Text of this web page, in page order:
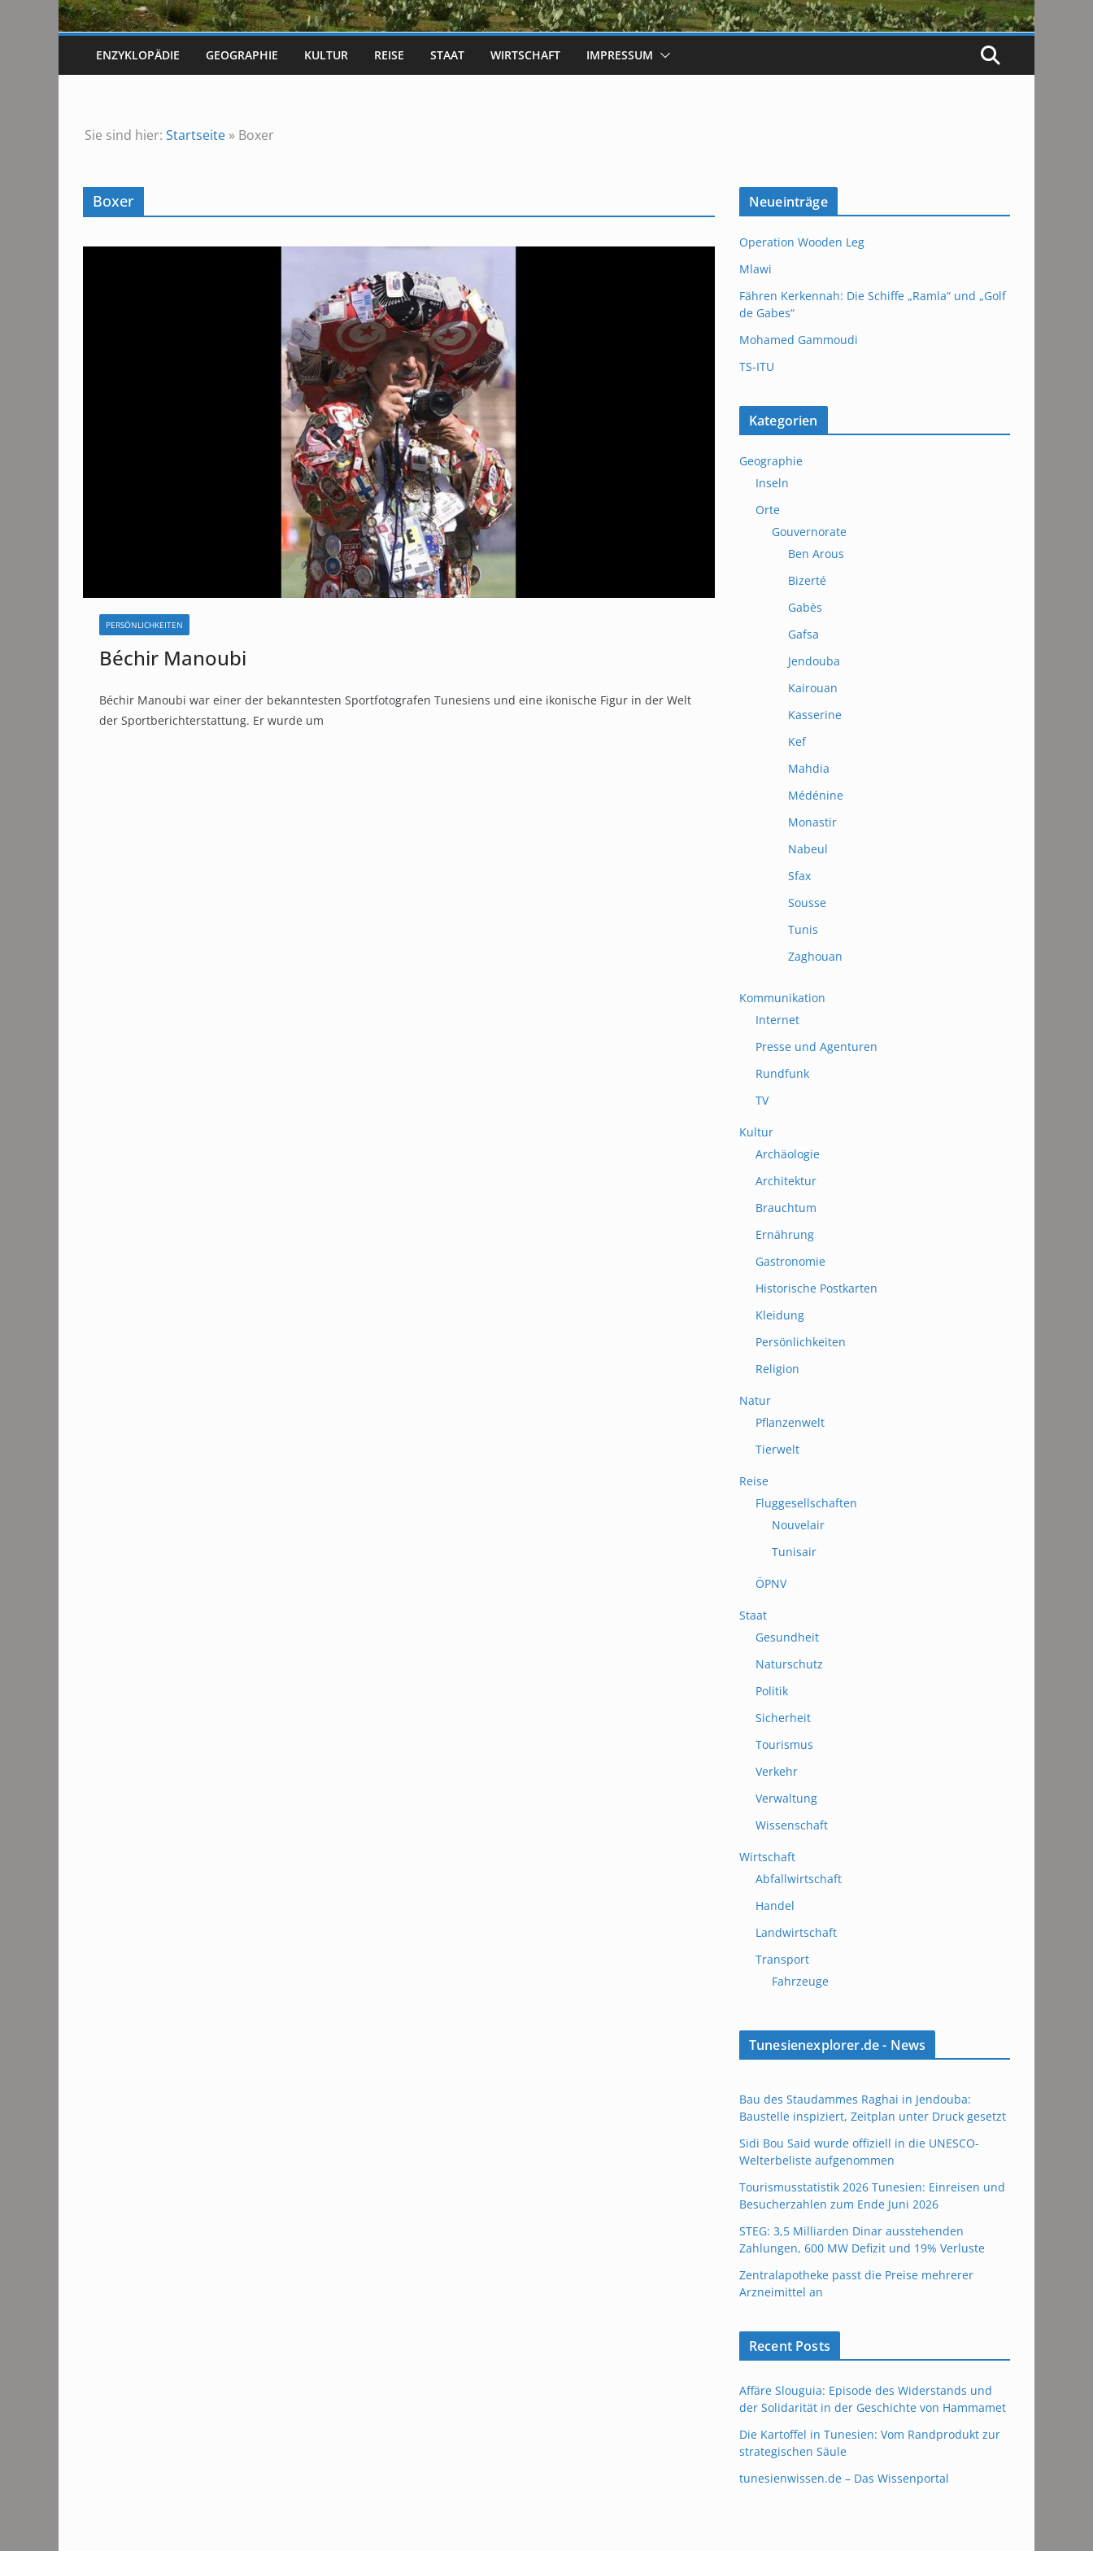
ENZYKLOPÄDIE GEOGRAPHIE KULTUR REISE STAAT WIRTSCHAFT IMPRESSUM
Sie sind hier: Startseite » Boxer
Boxer
PERSÖNLICHKEITEN
Béchir Manoubi
Béchir Manoubi war einer der bekanntesten Sportfotografen Tunesiens und eine ikonische Figur in der Welt
der Sportberichterstattung. Er wurde um
Neueinträge
Operation Wooden Leg
Mlawi
Fähren Kerkennah: Die Schiffe „Ramla“ und „Golf
de Gabes“
Mohamed Gammoudi
TS-ITU
Kategorien
Geographie
Inseln
Orte
Gouvernorate
Ben Arous
Bizerté
Gabès
Gafsa
Jendouba
Kairouan
Kasserine
Kef
Mahdia
Médénine
Monastir
Nabeul
Sfax
Sousse
Tunis
Zaghouan
Kommunikation
Internet
Presse und Agenturen
Rundfunk
TV
Kultur
Archäologie
Architektur
Brauchtum
Ernährung
Gastronomie
Historische Postkarten
Kleidung
Persönlichkeiten
Religion
Natur
Pflanzenwelt
Tierwelt
Reise
Fluggesellschaften
Nouvelair
Tunisair
ÖPNV
Staat
Gesundheit
Naturschutz
Politik
Sicherheit
Tourismus
Verkehr
Verwaltung
Wissenschaft
Wirtschaft
Abfallwirtschaft
Handel
Landwirtschaft
Transport
Fahrzeuge
Tunesienexplorer.de - News
Bau des Staudammes Raghai in Jendouba:
Baustelle inspiziert, Zeitplan unter Druck gesetzt
Sidi Bou Said wurde offiziell in die UNESCO-
Welterbeliste aufgenommen
Tourismusstatistik 2026 Tunesien: Einreisen und
Besucherzahlen zum Ende Juni 2026
STEG: 3,5 Milliarden Dinar ausstehenden
Zahlungen, 600 MW Defizit und 19% Verluste
Zentralapotheke passt die Preise mehrerer
Arzneimittel an
Recent Posts
Affäre Slouguia: Episode des Widerstands und
der Solidarität in der Geschichte von Hammamet
Die Kartoffel in Tunesien: Vom Randprodukt zur
strategischen Säule
tunesienwissen.de – Das Wissenportal